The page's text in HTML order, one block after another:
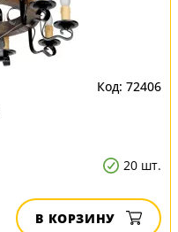
72406
20 шт.
В КОРЗИНУ